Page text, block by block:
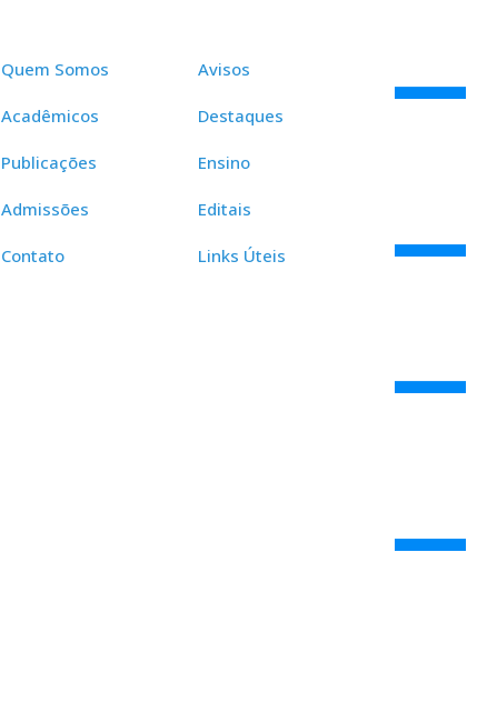
Quem Somos
Acadêmicos
Publicações
Admissões
Contato
Avisos
Destaques
Ensino
Editais
Links Úteis